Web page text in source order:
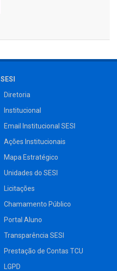
SESI
Diretoria
Institucional
Email Institucional SESI
Ações Institucionais
Mapa Estratégico
Unidades do SESI
Licitações
Chamamento Público
Portal Aluno
Transparência SESI
Prestação de Contas TCU
LGPD